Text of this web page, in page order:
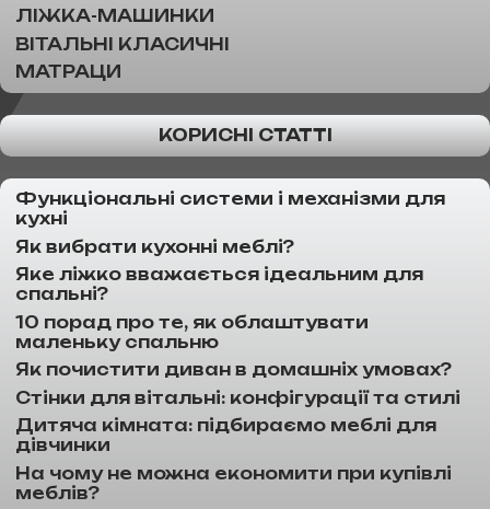
ЛІЖКА-МАШИНКИ
ВІТАЛЬНІ КЛАСИЧНІ
МАТРАЦИ
КОРИСНІ СТАТТІ
Функціональні системи і механізми для
кухні
Як вибрати кухонні меблі?
Яке ліжко вважається ідеальним для
спальні?
10 порад про те, як облаштувати
маленьку спальню
Як почистити диван в домашніх умовах?
Стінки для вітальні: конфігурації та стилі
Дитяча кімната: підбираємо меблі для
дівчинки
На чому не можна економити при купівлі
меблів?